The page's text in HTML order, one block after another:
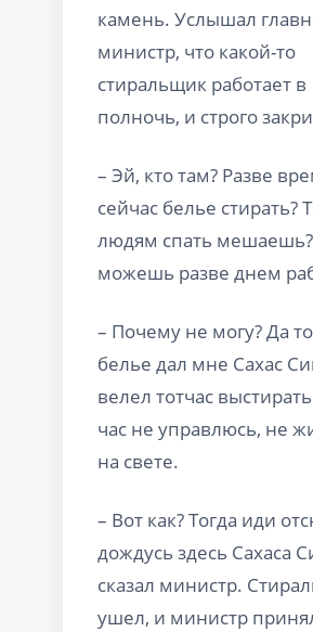
камень. Услышал
министр, что какой-то
стиральщик работает в
полночь, и строго
– Эй, кто там? Разве
сейчас белье стирать?
людям спать
можешь разве днем
– Почему не могу? Да
белье дал мне Сахас
велел тотчас
час не управлюсь, не
на свете.
– Вот как? Тогда иди
дождусь здесь Сахаса
сказал министр.
ушел, и министр